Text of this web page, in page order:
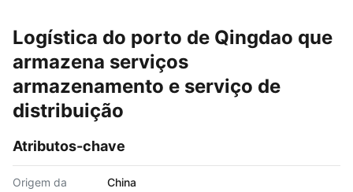
Logística do porto de Qingdao que
armazena serviços
armazenamento e serviço de
distribuição
Atributos-chave
Origem da
China